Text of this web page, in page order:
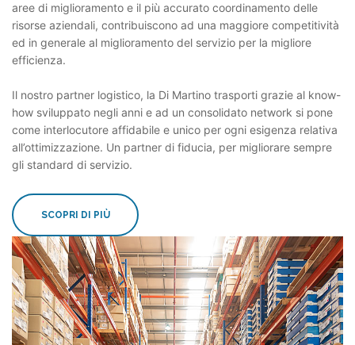
aree di miglioramento e il più accurato coordinamento delle
risorse aziendali, contribuiscono ad una maggiore competitività
ed in generale al miglioramento del servizio per la migliore
efficienza.
Il nostro partner logistico, la Di Martino trasporti grazie al know-
how sviluppato negli anni e ad un consolidato network si pone
come interlocutore affidabile e unico per ogni esigenza relativa
all’ottimizzazione. Un partner di fiducia, per migliorare sempre
gli standard di servizio.
SCOPRI DI PIÙ